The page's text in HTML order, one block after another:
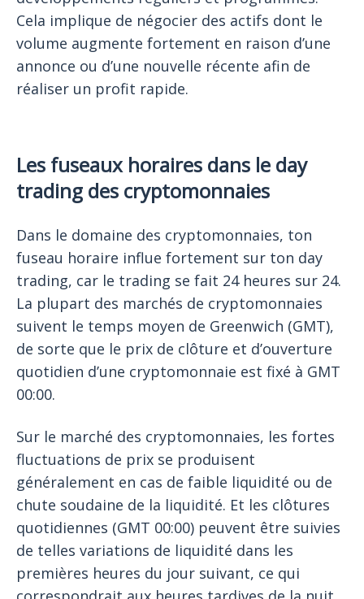
Cela implique de négocier des actifs dont le
volume augmente fortement en raison d’une
annonce ou d’une nouvelle récente afin de
réaliser un profit rapide.
Les fuseaux horaires dans le day
trading des cryptomonnaies
Dans le domaine des cryptomonnaies, ton
fuseau horaire influe fortement sur ton day
trading, car le trading se fait 24 heures sur 24.
La plupart des marchés de cryptomonnaies
suivent le temps moyen de Greenwich (GMT),
de sorte que le prix de clôture et d’ouverture
quotidien d’une cryptomonnaie est fixé à GMT
00:00.
Sur le marché des cryptomonnaies, les fortes
fluctuations de prix se produisent
généralement en cas de faible liquidité ou de
chute soudaine de la liquidité. Et les clôtures
quotidiennes (GMT 00:00) peuvent être suivies
de telles variations de liquidité dans les
premières heures du jour suivant, ce qui